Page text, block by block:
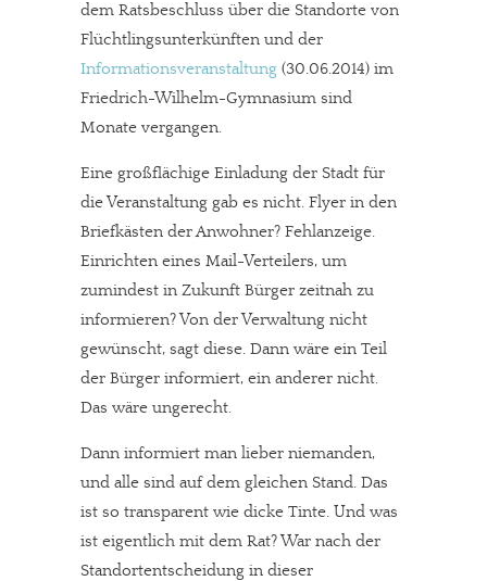
dem Ratsbeschluss über die Standorte von
Flüchtlingsunterkünften und der
Informationsveranstaltung (30.06.2014) im
Friedrich-Wilhelm-Gymnasium sind
Monate vergangen.
Eine großflächige Einladung der Stadt für
die Veranstaltung gab es nicht. Flyer in den
Briefkästen der Anwohner? Fehlanzeige.
Einrichten eines Mail-Verteilers, um
zumindest in Zukunft Bürger zeitnah zu
informieren? Von der Verwaltung nicht
gewünscht, sagt diese. Dann wäre ein Teil
der Bürger informiert, ein anderer nicht.
Das wäre ungerecht.
Dann informiert man lieber niemanden,
und alle sind auf dem gleichen Stand. Das
ist so transparent wie dicke Tinte. Und was
ist eigentlich mit dem Rat? War nach der
Standortentscheidung in dieser